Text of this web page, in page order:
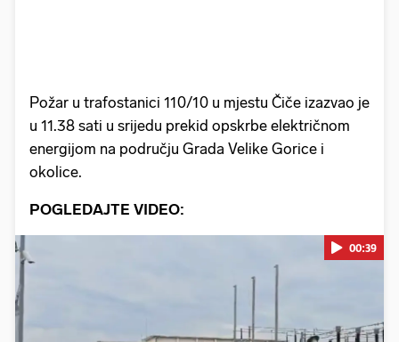
Požar u trafostanici 110/10 u mjestu Čiče izazvao je
u 11.38 sati u srijedu prekid opskrbe električnom
energijom na području Grada Velike Gorice i
okolice.
POGLEDAJTE VIDEO:
00:39